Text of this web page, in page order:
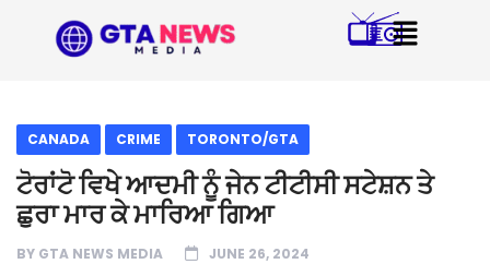
CANADA CRIME TORONTO/GTA
ਟੋਰਾਂਟੋ ਵਿਖੇ ਆਦਮੀ ਨੂੰ ਜੇਨ ਟੀਟੀਸੀ ਸਟੇਸ਼ਨ ਤੇ
ਛੁਰਾ ਮਾਰ ਕੇ ਮਾਰਿਆ ਗਿਆ
BY GTA NEWS MEDIA JUNE 26, 2024